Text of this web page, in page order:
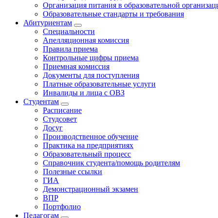
Организация питания в образовательной
Образовательные стандарты и требования
Абитуриентам
Специальности
Апелляционная комиссия
Правила приема
Контрольные цифры приема
Приемная комиссия
Документы для поступления
Платные образовательные услуги
Инвалиды и лица с ОВЗ
Студентам
Расписание
Студсовет
Досуг
Производственное обучение
Практика на предприятиях
Образовательный процесс
Справочник студента/помощь родителям
Полезные ссылки
ГИА
Демонстрационный экзамен
ВПР
Портфолио
Педагогам